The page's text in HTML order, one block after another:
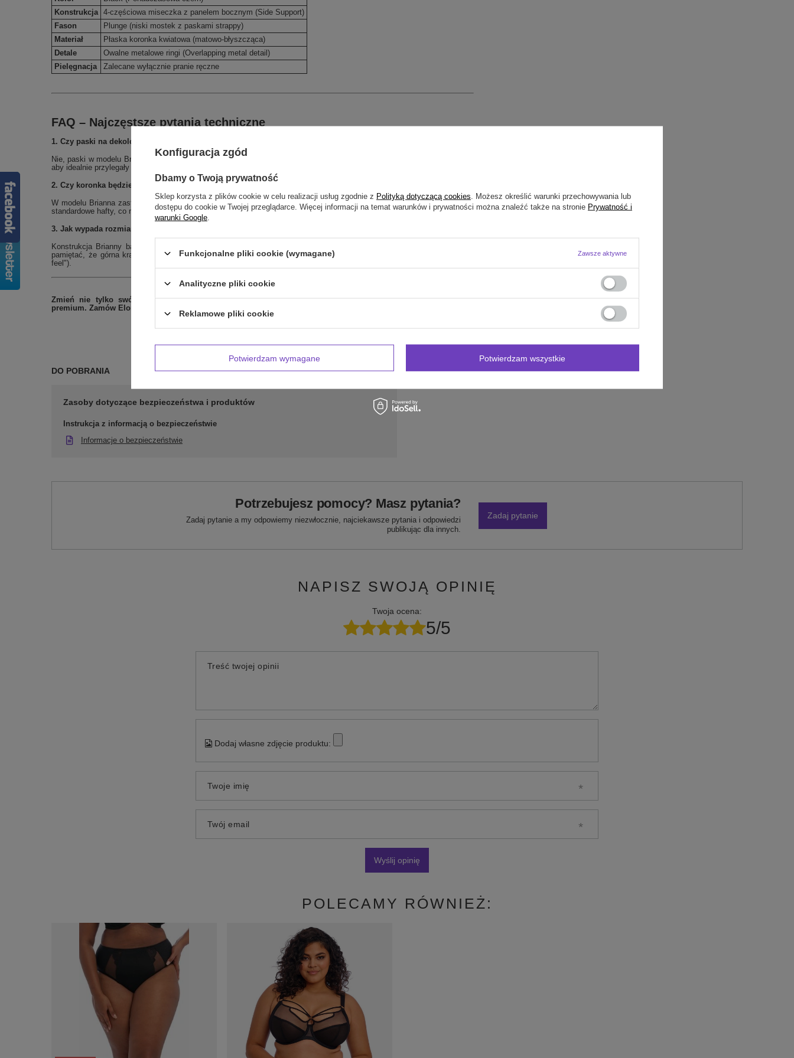
Konstrukcja 4-częściowa miseczka z panelem bocznym (Side Support)
Fason
Plunge (niski mostek z paskami strappy)
Materiał
Płaska koronka kwiatowa (matowo-błyszcząca)
Detale
Owalne metalowe ringi (Overlapping metal detail)
Pielęgnacja
Zalecane wyłącznie pranie ręczne
FAQ – Najczęstsze pytania techniczne
1. Czy paski na dekolcie można odpiąć?
Nie, paski w modelu Brianna są na stałe zintegrowane z mostkiem i ramiączkami. Zostały one jednak zaprojektowane tak,
aby idealnie przylegały do klatki piersiowej, stanowiąc integralną część ozdobną stylizacji.
2. Czy koronka będzie drapać lub odznaczać się pod ubraniem?
W modelu Brianna zastosowano tzw. "flat lace" (płaską koronkę). Jest ona gładka w dotyku i znacznie mniej wypukła niż
standardowe hafty, co minimalizuje ryzyko odznaczania się pod cienkimi tkaninami i zapewnia komfort wrażliwej skórze.
3. Jak wypada rozmiarówka w porównaniu do modelu Matilda?
Konstrukcja Brianny bazuje bezpośrednio na Matildzie, więc zazwyczaj można wybrać ten sam rozmiar. Warto jednak
pamiętać, że górna krawędź z tiulu nie jest elastyczna, co zapewnia mocniejsze trzymanie biustu w ryzach ("locked-in
feel").
Zmień nie tylko swój wygląd, ale i samopoczucie. Postaw na bezkompromisowe podtrzymanie w wydaniu
premium. Zamów Elomi Brianna i poczuj pewność siebie w każdym ruchu!
DO POBRANIA
Zasoby dotyczące bezpieczeństwa i produktów
Instrukcja z informacją o bezpieczeństwie
Informacje o bezpieczeństwie
Potrzebujesz pomocy? Masz pytania?
Zadaj pytanie a my odpowiemy niezwłocznie, najciekawsze pytania i odpowiedzi
publikując dla innych.
Zadaj pytanie
NAPISZ SWOJĄ OPINIĘ
Twoja ocena:
5/5
Treść twojej opinii
Dodaj własne zdjęcie produktu:
Twoje imię
Twój email
Wyślij opinię
POLECAMY RÓWNIEŻ:
Konfiguracja zgód
Dbamy o Twoją prywatność
Sklep korzysta z plików cookie w celu realizacji usług zgodnie z Polityką dotyczącą cookies . Możesz określić warunki przechowywania lub
dostępu do cookie w Twojej przeglądarce. Więcej informacji na temat warunków i prywatności można znaleźć także na stronie Prywatność i
warunki Google
Funkcjonalne pliki cookie (wymagane) Zawsze aktywne
Analityczne pliki cookie
Reklamowe pliki cookie
Potwierdzam wymagane Potwierdzam wszystkie